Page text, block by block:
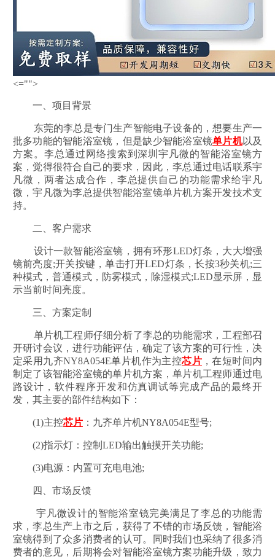
<="">
一、项目背景
东莞的李总是专门生产智能电子设备的，想要生产一
批多功能的智能浴室镜，但是缺少智能浴室镜单片机以及
方案。李总通过网络搜索到深圳宇凡微的智能浴室镜方
案，觉得很符合自己的要求，因此，李总通过电话联系宇
凡微，两者达成合作，李总提供自己的功能需求给宇凡
微，宇凡微为李总提供智能浴室镜单片机方案开发技术支
持。
二、客户需求
设计一款智能浴室镜，拥有环形LED灯条，大大增强
镜前亮度;开关按键，单击打开LED灯条，长按3秒关机;三
种模式，普通模式，防雾模式，除湿模式;LED显示屏，显
示当前时间亮度。
三、方案定制
单片机工程师仔细分析了李总的功能需求，工程部召
开研讨会议，进行功能评估，确定了该方案的可行性，决
定采用九齐NY8A054E单片机作为主控芯片 ，在短时间内
制定了该智能浴室镜的单片机方案，单片机工程师通过电
路设计，软件程序开发和仿真调试等完成产品的最终开
发，其主要的部件结构如下：
(1)主控芯片：九齐单片机NY8A054E型号;
(2)指示灯：控制LED输出触摸开关功能;
(3)电源：内置可充电电池;
四、市场反馈
宇凡微设计的智能浴室镜完美满足了李总的功能需
求，李总生产上市之后，获得了不错的市场反馈，智能浴
室镜得到了众多消费者的认可。同时我们也采纳了很多消
费者的意见，后期将会对智能浴室镜方案功能升级，致力